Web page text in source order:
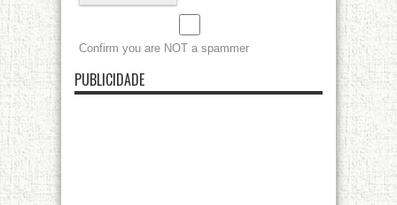
Confirm you are NOT a spammer
PUBLICIDADE